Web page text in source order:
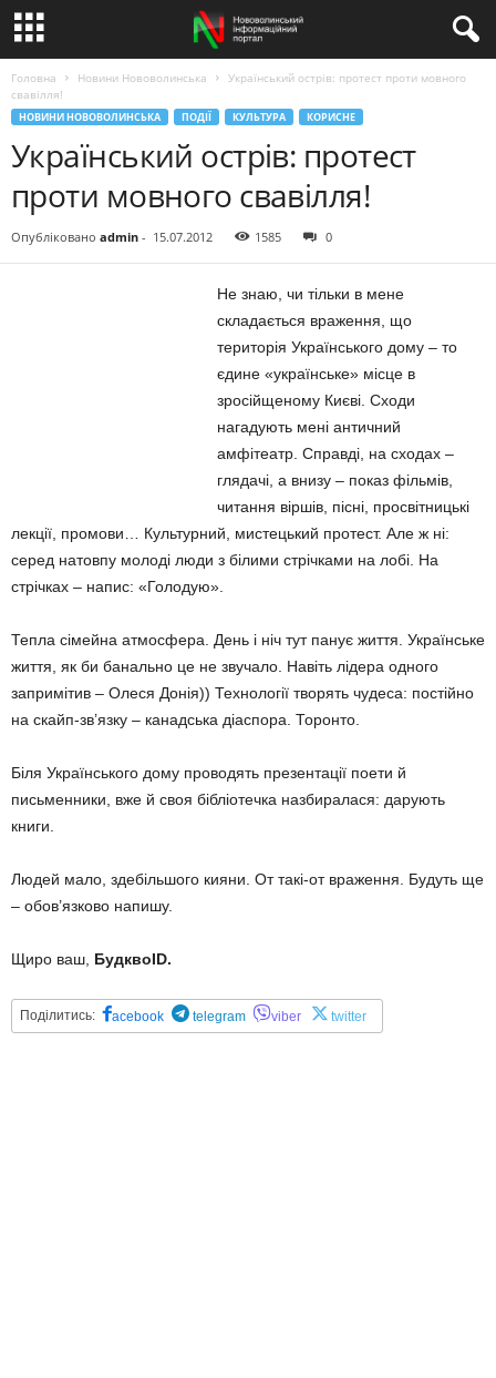
Головна Новини Нововолинська
Український острів: протест проти мовного
свавілля!
НОВИНИ НОВОВОЛИНСЬКА ПОДІЇ КУЛЬТУРА КОРИСНЕ
Український острів: протест
проти мовного свавілля!
Опубліковано admin - 15.07.2012 1585 0
Не знаю, чи тільки в мене
складається враження, що
територія Українського дому – то
єдине «українське» місце в
зросійщеному Києві. Сходи
нагадують мені античний
амфітеатр. Справді, на сходах –
глядачі, а внизу – показ фільмів,
читання віршів, пісні, просвітницькі
лекції, промови… Культурний, мистецький протест. Але ж ні:
серед натовпу молоді люди з білими стрічками на лобі. На
стрічках – напис: «Голодую».
Тепла сімейна атмосфера. День і ніч тут панує життя. Українське
життя, як би банально це не звучало. Навіть лідера одного
запримітив – Олеся Донія)) Технології творять чудеса: постійно
на скайп-зв’язку – канадська діаспора. Торонто.
Біля Українського дому проводять презентації поети й
письменники, вже й своя бібліотечка назбиралася: дарують
книги.
Людей мало, здебільшого кияни. От такі-от враження. Будуть ще
– обов’язково напишу.
Щиро ваш, БудквоID.
Поділитись: acebook telegram viber twitter